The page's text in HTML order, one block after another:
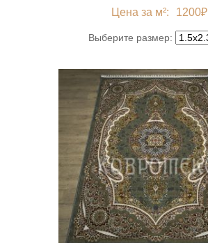
Цена за м²:
1200₽
Выберите размер: